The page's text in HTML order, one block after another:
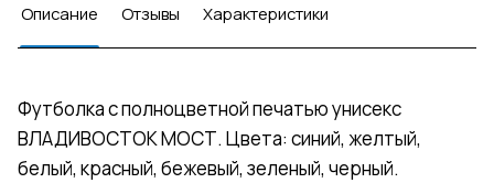
Описание Отзывы Характеристики
Футболка с полноцветной печатью унисекс
ВЛАДИВОСТОК МОСТ. Цвета: синий, желтый,
белый, красный, бежевый, зеленый, черный.